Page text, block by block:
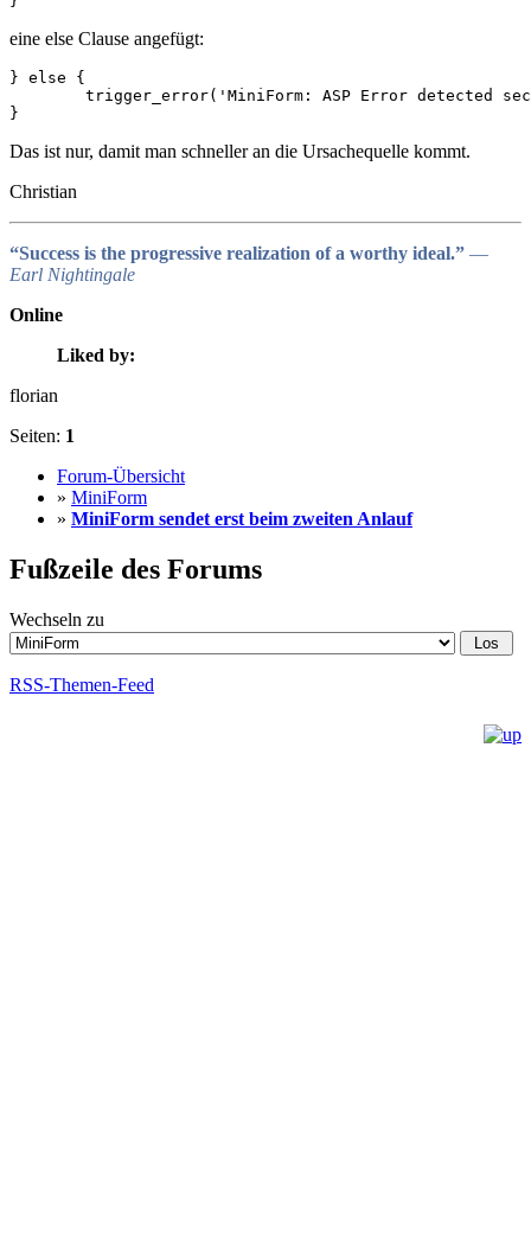
eine else Clause angefügt:
} else {
trigger_error('MiniForm: ASP Error
}
Das ist nur, damit man schneller an die Ursachequelle kommt.
Christian
“Success is the progressive realization of a worthy ideal.” ―
Earl Nightingale
Online
Liked by:
florian
Seiten: 1
Forum-Übersicht
» MiniForm
» MiniForm sendet erst beim zweiten Anlauf
Fußzeile des Forums
Wechseln zu
RSS-Themen-Feed